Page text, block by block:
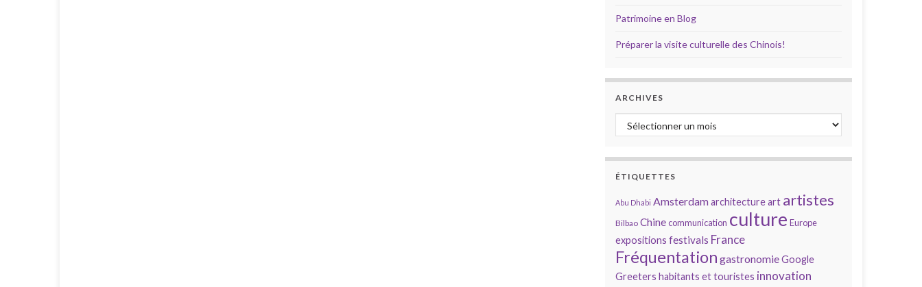
Patrimoine en Blog
Préparer la visite culturelle des Chinois!
ARCHIVES
Archives
ÉTIQUETTES
Abu Dhabi Amsterdamarchitectureart artistes
Bilbao Chinecommunication culture Europe
expositions festivals France
Fréquentation gastronomieGoogle
Greeters habitants et touristes innovation